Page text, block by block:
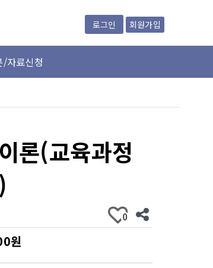
로그인 회원가입
/자료신청
론(교육과정
0
원